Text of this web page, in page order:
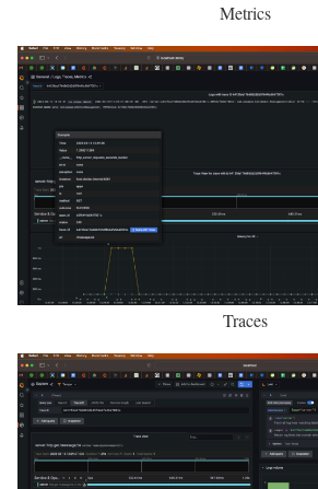
Metrics
Traces